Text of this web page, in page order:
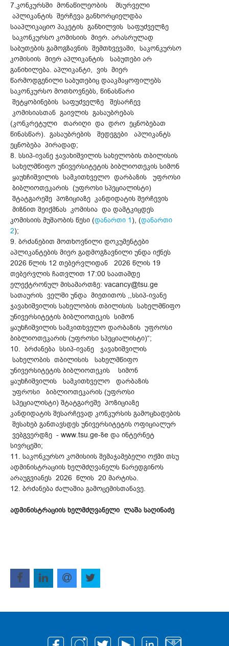
7.კონკურსში მონაწილეობის მსურველი
აპლიკანტის შერჩევა განხორციელდბა
სააპლიკაციო პაკეტის განხილვის საფუძველზე
საკონკურსო კომისიის მიერ. არასრულად
საბუთების გამოგზავნის შემთხვევაში, საკონკურსო
კომისიის მიერ აპლიკანტის საბუთები არ
განიხილება. აპლიკანტი, ვის მიერ
წარმოდგენილი საბუთებიც დააკმაყოფილებს
საკონკურსო მოთხოვნებს, წინასწარი
შეტყობინების საფუძველზე შესარჩევ
კომისიასთან გაივლის გასაუბრებას
(კონკრეტული თარიღი და დრო ეცნობებათ
წინასწარ). გასაუბრების შედეგები აპლიკანტს
ეცნობება პირადად;
8. სსიპ-ივანე ჯავახიშვილის სახელობის თბილისის
სახელმწიფო უნივერსიტეტის ბიბლიოთეკის სიმონ
ყაუხჩიშვილის სამკითხველო დარბაზის უფროსი
ბიბლიოთეკარის (უფროსი სპეციალისტი)
შტატგარეშე პოზიციაზე კანდიდატის შერჩევის
მიზნით შეიქმნას კომისია და დამტკიცდეს
კომისიის მუშაობის წესი (დანართი 1), (დანართი
2);
9. ბრძანებით მოთხოვნილი დოკუმენტები
აპლიკანტების მიერ გადმოგზავნილი უნდა იქნეს
2026 წლის 12 თებერვლიდან 2026 წლის 19
თებერვლის ჩათვლით 17:00 საათამდე
ელექტრონულ მისამართზე: vacancy@tsu.ge
სათაურის ველში უნდა მიეთითოს ,,სსიპ-ივანე
ჯავახიშვილის სახელობის თბილისის სახელმწიფო
უნივერსიტეტის ბიბლიოთეკის სიმონ
ყაუხჩიშვილის სამკითხველო დარბაზის უფროსი
ბიბლიოთეკარის (უფროსი სპეციალისტი)“;
10. ბრძანება სსიპ-ივანე ჯავახიშვილის
სახელობის თბილისის სახელმწიფო
უნივერსიტეტის ბიბლიოთეკის სიმონ
ყაუხჩიშვილის სამკითხველო დარბაზის
უფროსი ბიბლიოთეკარის (უფროსი
სპეციალისტი) შტატგარეშე პოზიციაზე
კანდიდატის შესარჩევად კონკურსის გამოცხადების
შესახებ განთავსდეს უნივერსიტეტის ოფიციალურ
ვებგვერდზე - www.tsu.ge-ზe და ინტერნეტ
სივრცეში;
11. საკონკურსო კომისიის შემაჯამებელი ოქმი თსუ
ადმინისტრაციის ხელმძღვანელს წარედგინოს
არაუგვიანეს 2026 წლის 20 მარტისა.
12. ბრძანება ძალაშია გამოცემისთანავე.
ადმინისტრაციის ხელმძღვანელი ლაშა საღინაძე